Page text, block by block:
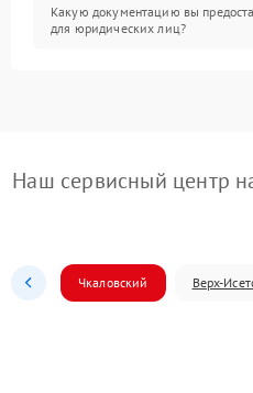
Какую документацию вы
для юридических лиц?
Наш сервисный центр
Чкаловский Верх-